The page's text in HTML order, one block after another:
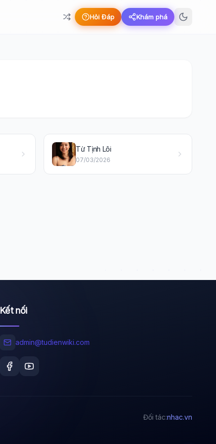
Hỏi Đáp Khám phá
Từ Tịnh Lôi
07/03/2026
Kết nối
admin@tudienwiki.com
Đối tác:nhac.vn
🤖